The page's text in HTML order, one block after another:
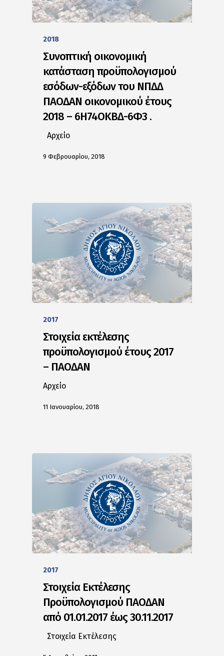
2018
Συνοπτική οικονομική
κατάσταση προϋπολογισμού
εσόδων-εξόδων του ΝΠΔΔ
ΠΑΟΔΑΝ οικονομικού έτους
2018 – 6Η74ΟΚΒΔ-6Φ3 .
Αρχείο
9 Φεβρουαρίου, 2018
2017
Στοιχεία εκτέλεσης
προϋπολογισμού έτους 2017
– ΠΑΟΔΑΝ
Αρχείο
11 Ιανουαρίου, 2018
2017
Στοιχεία Εκτέλεσης
Προϋπολογισμού ΠΑΟΔΑΝ
από 01.01.2017 έως 30.11.2017
Στοιχεία Εκτέλεσης